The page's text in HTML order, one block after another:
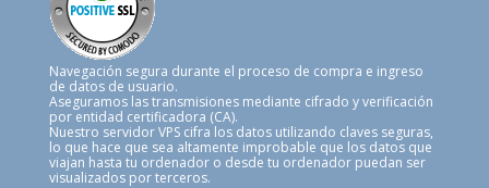
Navegación segura durante el proceso de compra e ingreso
de datos de usuario.
Aseguramos las transmisiones mediante cifrado y verificación
por entidad certificadora (CA).
Nuestro servidor VPS cifra los datos utilizando claves seguras,
lo que hace que sea altamente improbable que los datos que
viajan hasta tu ordenador o desde tu ordenador puedan ser
visualizados por terceros.